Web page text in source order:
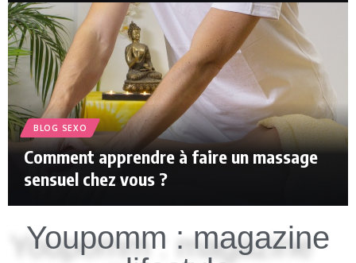
BLOG SEXO
Comment apprendre à faire un massage
sensuel chez vous ?
Youpomm : magazine